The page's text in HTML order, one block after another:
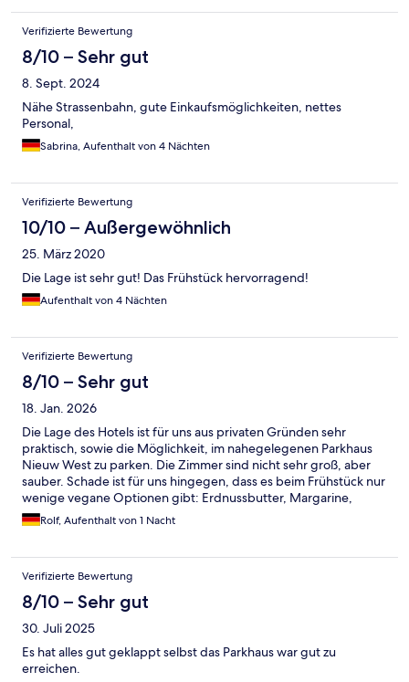
Verifizierte Bewertung
8/10 – Sehr gut
8. Sept. 2024
Nähe Strassenbahn, gute Einkaufsmöglichkeiten, nettes
Personal,
Sabrina, Aufenthalt von 4 Nächten
Verifizierte Bewertung
10/10 – Außergewöhnlich
25. März 2020
Die Lage ist sehr gut! Das Frühstück hervorragend!
Aufenthalt von 4 Nächten
Verifizierte Bewertung
8/10 – Sehr gut
18. Jan. 2026
Die Lage des Hotels ist für uns aus privaten Gründen sehr
praktisch, sowie die Möglichkeit, im nahegelegenen Parkhaus
Nieuw West zu parken. Die Zimmer sind nicht sehr groß, aber
sauber. Schade ist für uns hingegen, dass es beim Frühstück nur
wenige vegane Optionen gibt: Erdnussbutter, Margarine,
Marmelade, Obst, pflanzliche Milch, nach der man aber fragen
muss. In anderen vergleichbaren Hotels bekommt man auch
Rolf, Aufenthalt von 1 Nacht
Verifizierte Bewertung
8/10 – Sehr gut
30. Juli 2025
Es hat alles gut geklappt selbst das Parkhaus war gut zu
erreichen.